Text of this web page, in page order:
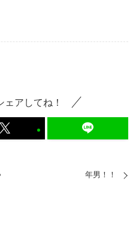
ェアしてね！
年男！！